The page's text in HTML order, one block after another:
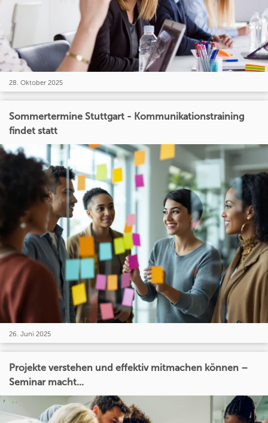
28. Oktober 2025
Sommertermine Stuttgart - Kommunikationstraining
findet statt
26. Juni 2025
Projekte verstehen und effektiv mitmachen können –
Seminar macht...